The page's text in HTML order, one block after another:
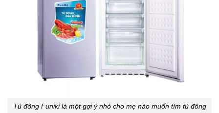
Tủ đông Funiki là một gợi ý nhỏ cho mẹ nào muốn tìm tủ đông